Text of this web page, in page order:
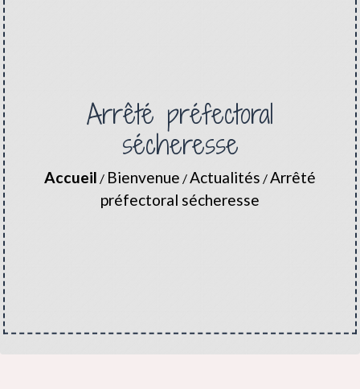
Arrêté préfectoral
sécheresse
Accueil / Bienvenue /Actualités /Arrêté
préfectoral sécheresse